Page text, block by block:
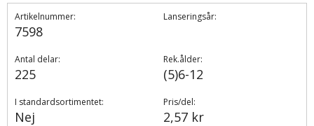
Artikelnummer:
7598
Lanseringsår:
Antal delar:
225
Rek.ålder:
(5)6-12
I standardsortimentet:
Nej
Pris/del:
2,57 kr